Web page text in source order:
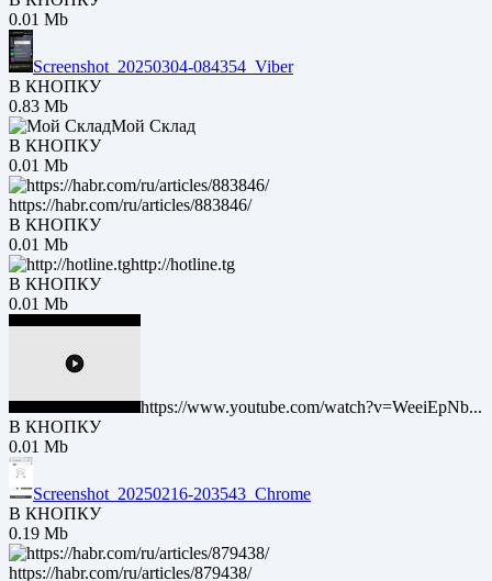
0.01 Mb
Screenshot_20250304-084354_Viber
В КНОПКУ
0.83 Mb
Мой Склад
В КНОПКУ
0.01 Mb
https://habr.com/ru/articles/883846/
В КНОПКУ
0.01 Mb
http://hotline.tg
В КНОПКУ
0.01 Mb
https://www.youtube.com/watch?v=WeeiEpNb...
В КНОПКУ
0.01 Mb
Screenshot_20250216-203543_Chrome
В КНОПКУ
0.19 Mb
https://habr.com/ru/articles/879438/